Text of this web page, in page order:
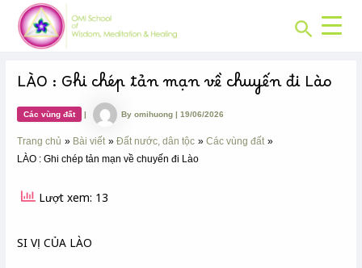
content
Search
LÀO : Ghi chép tản mạn về chuyến đi Lào
Các vùng đất | Byomihuong|19/06/2026
Trang chủ Bài viết Đất nước, dân tộc
Các vùng đất
LÀO : Ghi chép tản mạn về chuyến đi Lào
Lượt xem: 13
SI VỊ CỦA LÀO
Post
navigation
CHUYÊN
MỤC: